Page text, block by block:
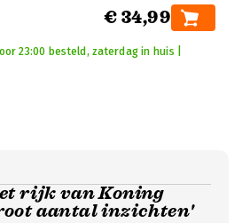
€ 34,99
23:00 besteld, zaterdag in huis |
rijk van Koning
aantal inzichten'